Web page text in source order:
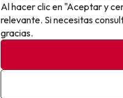
Al suscribirte, confirmas
Al hacer clic en "Aceptar y
relevante. Si necesitas
gracias.